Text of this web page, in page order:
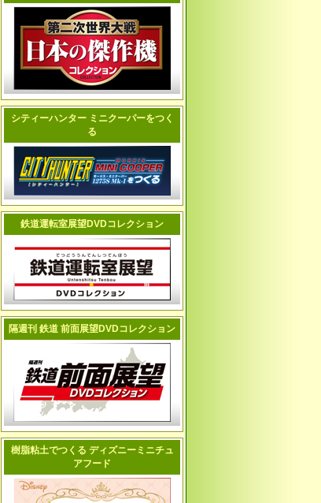
シティーハンター ミニクーパーをつく
る
鉄道運転室展望DVDコレクション
隔週刊 鉄道 前面展望DVDコレクション
樹脂粘土でつくる ディズニーミニチュ
アフード